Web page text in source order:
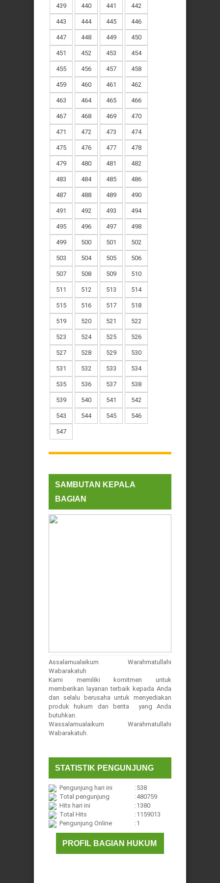
439 440 441 442
443 444 445 446
447 448 449 450
451 452 453 454
455 456 457 458
459 460 461 462
463 464 465 466
467 468 469 470
471 472 473 474
475 476 477 478
479 480 481 482
483 484 485 486
487 488 489 490
491 492 493 494
495 496 497 498
499 500 501 502
503 504 505 506
507 508 509 510
511 512 513 514
515 516 517 518
519 520 521 522
523 524 525 526
527 528 529 530
531 532 533 534
535 536 537 538
539 540 541 542
543 544 545 546
547
SAMBUTAN KEPALA
BAGIAN
Assalamualaikum Warahmatullahi
Wabarakatuh
Kami memiliki komitmen untuk
memberikan layanan terbaik kepada Anda
dan selalu berusaha untuk menyediakan
produk hukum dan berita yang Anda
butuhkan.
Wassalamualaikum Warahmatullahi
Wabarakatuh.
STATISTIK PENGUNJUNG
Pengunjung hari ini :538
Total pengunjung
:480759
Hits hari ini
:1380
Total Hits
:1159013
Pengunjung Online
:1
PROFIL BAGIAN HUKUM